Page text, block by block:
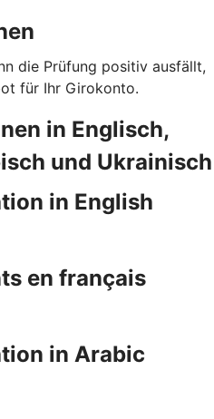
die Prüfung positiv ausfällt,
für Ihr Girokonto.
in Englisch,
und Ukrainisch
in English
en français
in Arabic